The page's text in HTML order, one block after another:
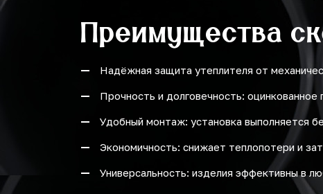
Преимущества
Надёжная защита утеплителя от
Прочность и долговечность:
Удобный монтаж: установка выполняется
Экономичность: снижает теплопотери и
Универсальность: изделия эффективны в